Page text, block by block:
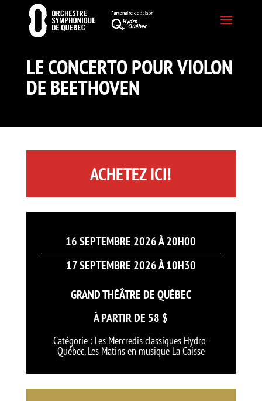
LE CONCERTO POUR VIOLON
DE BEETHOVEN
ACHETEZ ICI!
16 SEPTEMBRE 2026 À 20H00
17 SEPTEMBRE 2026 À 10H30
GRAND THÉÂTRE DE QUÉBEC
À PARTIR DE 58 $
Catégorie : Les Mercredis classiques Hydro-
Québec, Les Matins en musique La Caisse